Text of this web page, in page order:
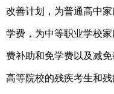
改善计划，为普通高中
学费，为中等职业学校
费补助和免学费以及减
高等院校的残疾考生和残